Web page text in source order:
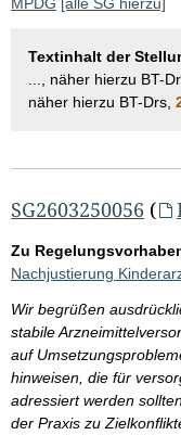
Textinhalt der
..., näher hierzu BT-
näher hierzu BT-Drs,
SG2603250056 (
Zu
Nachjustierung
Wir begrüßen
stabile
auf
hinweisen, die für
adressiert werden
der Praxis zu